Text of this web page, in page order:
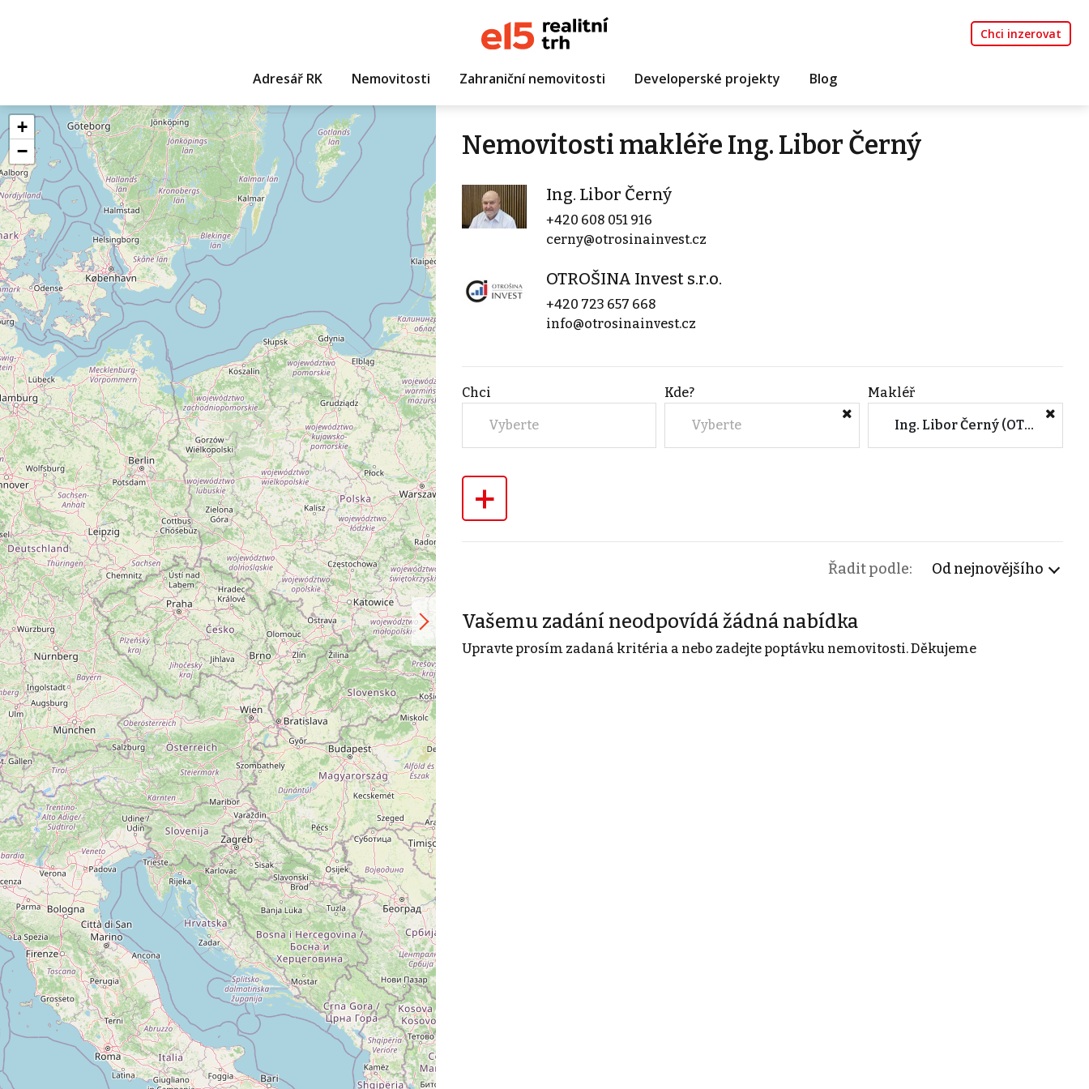
Chci inzerovat
Adresář RK Nemovitosti Zahraniční nemovitosti Developerské projekty Blog
+
−
Nemovitosti makléře Ing. Libor Černý
Ing. Libor Černý
+420 608 051 916
cerny@otrosinainvest.cz
OTROŠINA Invest s.r.o.
+420 723 657 668
info@otrosinainvest.cz
Chci
Vyberte
Kde?
Vyberte
Makléř
Ing. Libor Černý (OTROŠINA Invest s.r.o.)
+
Řadit podle: Od nejnovějšího
Vašemu zadání neodpovídá žádná nabídka
Upravte prosím zadaná kritéria a nebo zadejte poptávku nemovitosti. Děkujeme